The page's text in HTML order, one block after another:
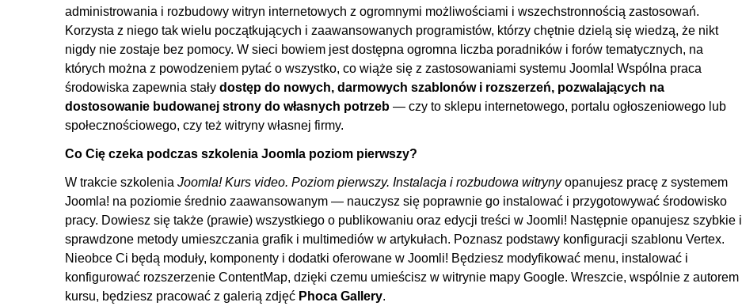
3.3. Artykuły na stronie startowej
00:05:38
3.4. Data publikacji
00:03:47
3.5. Udostępnianie artykułów
00:03:16
3.6. Podstawy edycji
3.7. Tworzenie kategorii
00:03:51
3.8. Zarządzanie kategoriami
3.9. Dodawanie artykułu do menu
3.10. Dodawanie kategorii do menu
3.11. Wygląd podstron
00:04:53
4. Grafika i multimedia w artykułach 00:16:54
4.1. Ilustracja wprowadzająca do pełnego tekstu, część 1.
4.2. Ilustracja wprowadzająca do pełnego tekstu, część 2.
00:02:50
4.3. Wstawianie obrazka za pomocą edytora JCE
administrowania i rozbudowy witryn internetowych z ogromnymi możliwościami i wszechstronnością zastosowań.
Korzysta z niego tak wielu początkujących i zaawansowanych programistów, którzy chętnie dzielą się wiedzą, że nikt
nigdy nie zostaje bez pomocy. W sieci bowiem jest dostępna ogromna liczba poradników i forów tematycznych, na
których można z powodzeniem pytać o wszystko, co wiąże się z zastosowaniami systemu Joomla! Wspólna praca
środowiska zapewnia stały dostęp do nowych, darmowych szablonów i rozszerzeń, pozwalających na
dostosowanie budowanej strony do własnych potrzeb — czy to sklepu internetowego, portalu ogłoszeniowego lub
społecznościowego, czy też witryny własnej firmy.
Co Cię czeka podczas szkolenia Joomla poziom pierwszy?
W trakcie szkolenia Joomla! Kurs video. Poziom pierwszy. Instalacja i rozbudowa witrynyopanujesz pracę z systemem
Joomla! na poziomie średnio zaawansowanym — nauczysz się poprawnie go instalować i przygotowywać środowisko
pracy. Dowiesz się także (prawie) wszystkiego o publikowaniu oraz edycji treści w Joomli! Następnie opanujesz szybkie i
sprawdzone metody umieszczania grafik i multimediów w artykułach. Poznasz podstawy konfiguracji szablonu Vertex.
Nieobce Ci będą moduły, komponenty i dodatki oferowane w Joomli! Będziesz modyfikować menu, instalować i
konfigurować rozszerzenie ContentMap, dzięki czemu umieścisz w witrynie mapy Google. Wreszcie, wspólnie z autorem
kursu, będziesz pracować z galerią zdjęć Phoca Gallery.